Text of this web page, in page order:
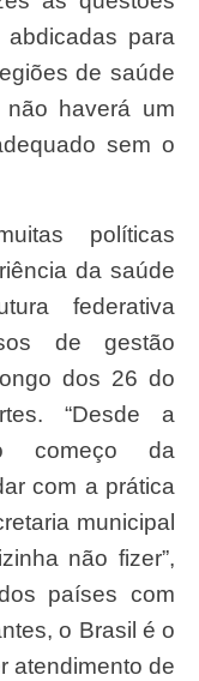
abdicadas para
de saúde
haverá um
sem o
da saúde
federativa
de gestão
dos 26 do
“Desde a
começo da
com a prática
municipal
não fizer”,
países com
o Brasil é o
atendimento de